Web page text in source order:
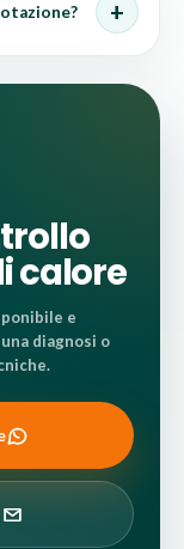
calore
e
diagnosi o